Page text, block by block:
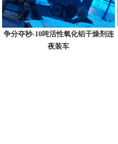
争分夺秒-10吨活性氧化铝干燥剂连
夜装车